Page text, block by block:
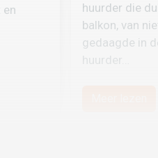
en
huurder die
balkon, van
gedaagde in